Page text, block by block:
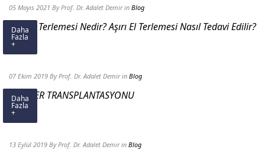
05 Mayıs 2021 By Prof. Dr. Adalet Demir in Blog
Aşırı El Terlemesi Nedir? Aşırı El Terlemesi Nasıl Tedavi Edilir?
Daha
Fazla
+
07 Ekim 2019 By Prof. Dr. Adalet Demir in Blog
AKCİĞER TRANSPLANTASYONU
Daha
Fazla
+
13 Eylül 2019 By Prof. Dr. Adalet Demir in Blog